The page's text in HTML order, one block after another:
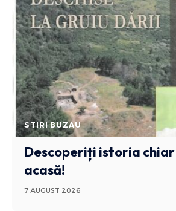
STIRI BUZAU
Descoperiți istoria
acasă!
7 AUGUST 2026